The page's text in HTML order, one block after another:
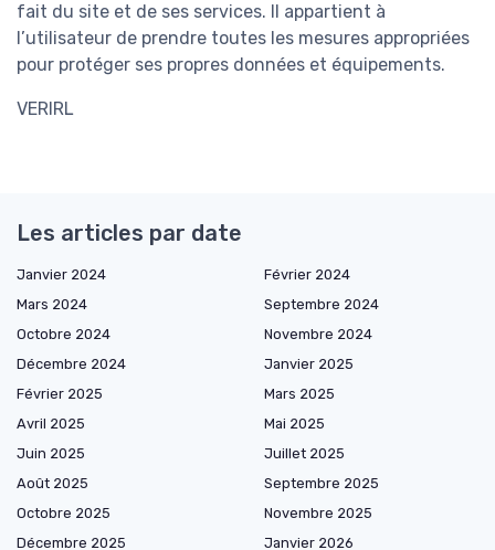
fait du site et de ses services. Il appartient à
l’utilisateur de prendre toutes les mesures appropriées
pour protéger ses propres données et équipements.
VERIRL
Les articles par date
Janvier 2024
Février 2024
Mars 2024
Septembre 2024
Octobre 2024
Novembre 2024
Décembre 2024
Janvier 2025
Février 2025
Mars 2025
Avril 2025
Mai 2025
Juin 2025
Juillet 2025
Août 2025
Septembre 2025
Octobre 2025
Novembre 2025
Décembre 2025
Janvier 2026